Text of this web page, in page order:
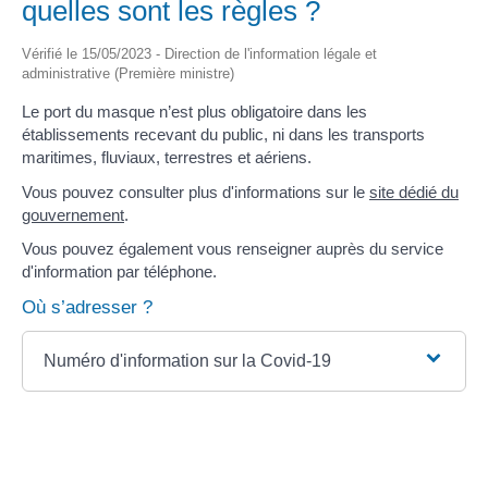
quelles sont les règles ?
Vérifié le 15/05/2023 - Direction de l'information légale et
administrative (Première ministre)
Le port du masque n’est plus obligatoire dans les
établissements recevant du public, ni dans les transports
maritimes, fluviaux, terrestres et aériens.
Vous pouvez consulter plus d'informations sur le site dédié du
gouvernement.
Vous pouvez également vous renseigner auprès du service
d'information par téléphone.
Où s’adresser ?
Numéro d'information sur la Covid-19